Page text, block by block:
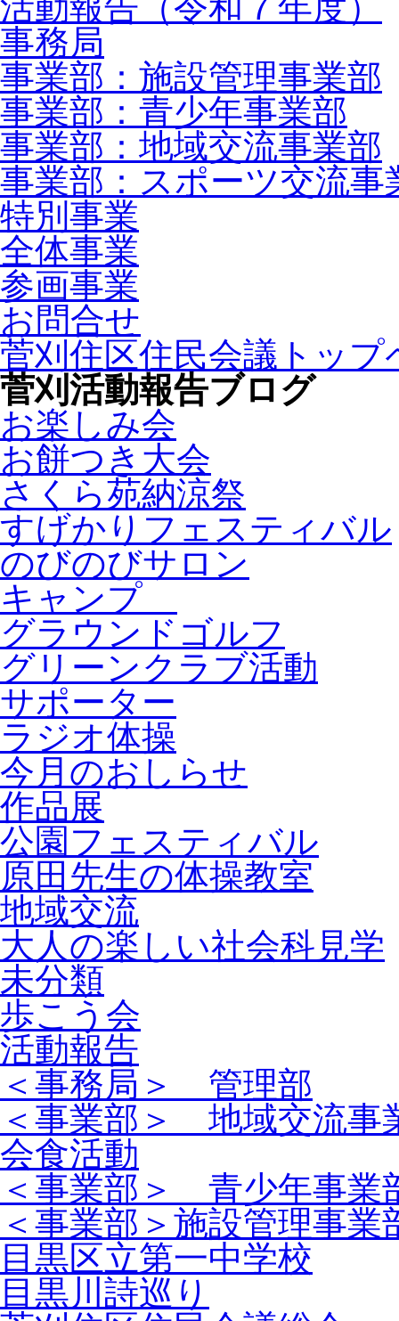
事務局
事業部：施設管理事業部
事業部：青少年事業部
事業部：地域交流事業部
事業部：スポーツ交流事
特別事業
全体事業
参画事業
お問合せ
菅刈住区住民会議トップ
菅刈活動報告ブログ
お楽しみ会
お餅つき大会
さくら苑納涼祭
すげかりフェスティバル
のびのびサロン
キャンプ
グラウンドゴルフ
グリーンクラブ活動
サポーター
ラジオ体操
今月のおしらせ
作品展
公園フェスティバル
原田先生の体操教室
地域交流
大人の楽しい社会科見学
未分類
歩こう会
活動報告
＜事務局＞ 管理部
＜事業部＞ 地域交流事
会食活動
＜事業部＞ 青少年事業
＜事業部＞施設管理事業
目黒区立第一中学校
目黒川詩巡り